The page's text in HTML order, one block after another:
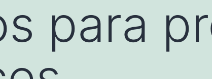
para